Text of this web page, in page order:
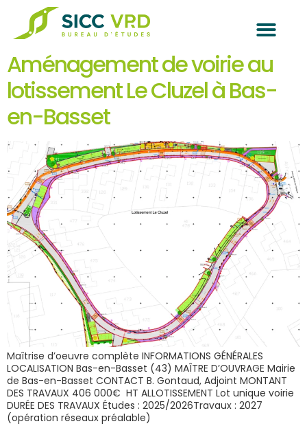
Aménagement de voirie au
lotissement Le Cluzel à Bas-
en-Basset
Maîtrise d’oeuvre complète INFORMATIONS GÉNÉRALES
LOCALISATION Bas-en-Basset (43) MAÎTRE D’OUVRAGE Mairie
de Bas-en-Basset CONTACT B. Gontaud, Adjoint MONTANT
DES TRAVAUX 406 000€ HT ALLOTISSEMENT Lot unique voirie
DURÉE DES TRAVAUX Études : 2025/2026Travaux : 2027
(opération réseaux préalable)